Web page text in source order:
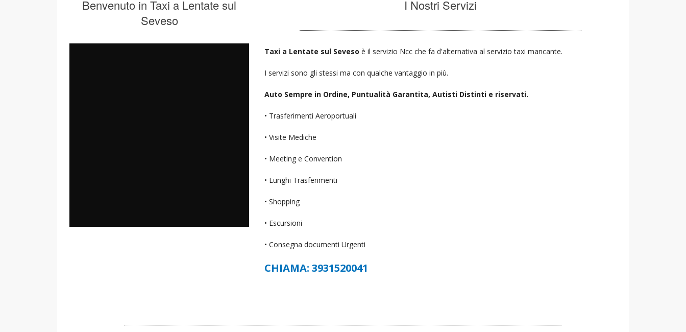
Benvenuto in Taxi a Lentate sul
Seveso
I Nostri Servizi
Taxi a Lentate sul Sevesoè il servizio Ncc che fa d'alternativa al servizio taxi mancante.
I servizi sono gli stessi ma con qualche vantaggio in più.
Auto Sempre in Ordine, Puntualità Garantita, Autisti Distinti e riservati.
• Trasferimenti Aeroportuali
• Visite Mediche
• Meeting e Convention
• Lunghi Trasferimenti
• Shopping
• Escursioni
• Consegna documenti Urgenti
CHIAMA: 3931520041